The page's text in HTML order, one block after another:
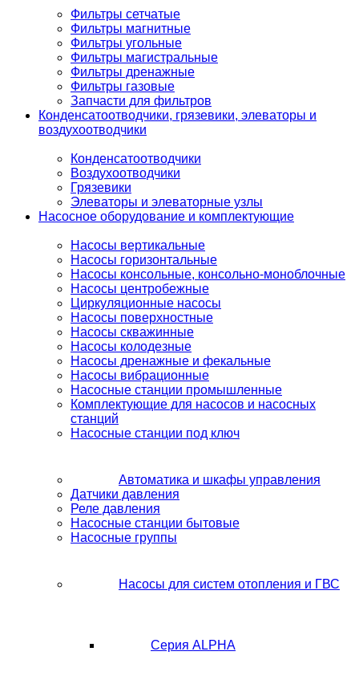
Фильтры сетчатые
Фильтры магнитные
Фильтры угольные
Фильтры магистральные
Фильтры дренажные
Фильтры газовые
Запчасти для фильтров
Конденсатоотводчики, грязевики, элеваторы и
воздухоотводчики
Конденсатоотводчики
Воздухоотводчики
Грязевики
Элеваторы и элеваторные узлы
Насосное оборудование и комплектующие
Насосы вертикальные
Насосы горизонтальные
Насосы консольные, консольно-моноблочные
Насосы центробежные
Циркуляционные насосы
Насосы поверхностные
Насосы скважинные
Насосы колодезные
Насосы дренажные и фекальные
Насосы вибрационные
Насосные станции промышленные
Комплектующие для насосов и насосных
станций
Насосные станции под ключ
Автоматика и шкафы управления
Датчики давления
Реле давления
Насосные станции бытовые
Насосные группы
Насосы для систем отопления и ГВС
Серия ALPHA